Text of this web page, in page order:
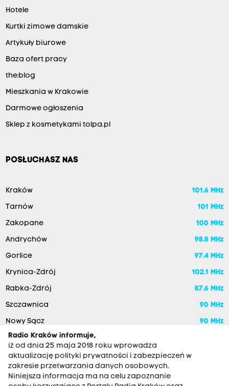
Hotele
Kurtki zimowe damskie
Artykuły biurowe
Baza ofert pracy
the:blog
Mieszkania w Krakowie
Darmowe ogłoszenia
Sklep z kosmetykami tolpa.pl
POSŁUCHASZ NAS
Kraków 101.6 MHz
Tarnów 101 MHz
Zakopane 100 MHz
Andrychów 98.8 MHz
Gorlice 97.4 MHz
Krynica-Zdrój 102.1 MHz
Rabka-Zdrój 87.6 MHz
Szczawnica 90 MHz
Nowy Sącz
90 MHz
Radio Kraków informuje,
iż od dnia 25 maja 2018 roku wprowadza
aktualizację polityki prywatności i zabezpieczeń w
zakresie przetwarzania danych osobowych.
Niniejsza informacja ma na celu zapoznanie